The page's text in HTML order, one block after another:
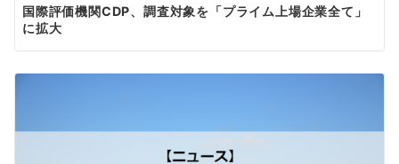
国際評価機関CDP、調査対象を「プライム上場企業全て」
に拡大